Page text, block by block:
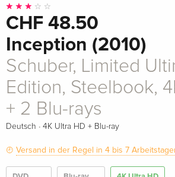
CHF 48.50
Inception (2010)
Schuber, Limited
Edition, Steelbook,
+ 2 Blu-rays
Deutsch · 4K Ultra HD + Blu-ray
Versand in der Regel in 4 bis 7